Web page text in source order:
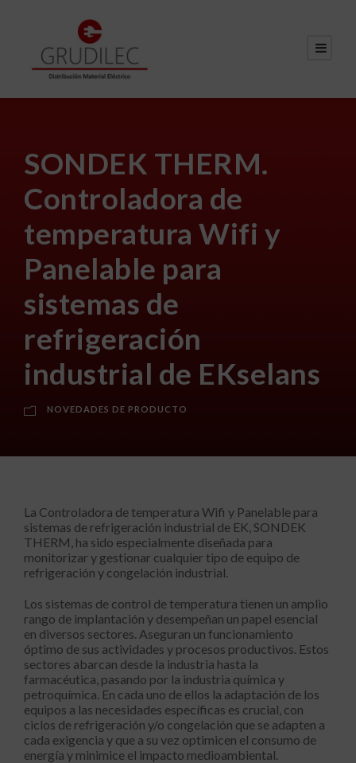
SONDEK THERM.
Controladora de
temperatura Wifi y
Panelable para
sistemas de
refrigeración
industrial de EKselans
NOVEDADES DE PRODUCTO
La Controladora de temperatura Wifi y Panelable para
sistemas de refrigeración industrial de EK, SONDEK
THERM, ha sido especialmente diseñada para
monitorizar y gestionar cualquier tipo de equipo de
refrigeración y congelación industrial.
Los sistemas de control de temperatura tienen un amplio
rango de implantación y desempeñan un papel esencial
en diversos sectores. Aseguran un funcionamiento
óptimo de sus actividades y procesos productivos. Estos
sectores abarcan desde la industria hasta la
farmacéutica, pasando por la industria química y
petroquímica. En cada uno de ellos la adaptación de los
equipos a las necesidades específicas es crucial, con
ciclos de refrigeración y/o congelación que se adapten a
cada exigencia y que a su vez optimicen el consumo de
energía y minimice el impacto medioambiental.